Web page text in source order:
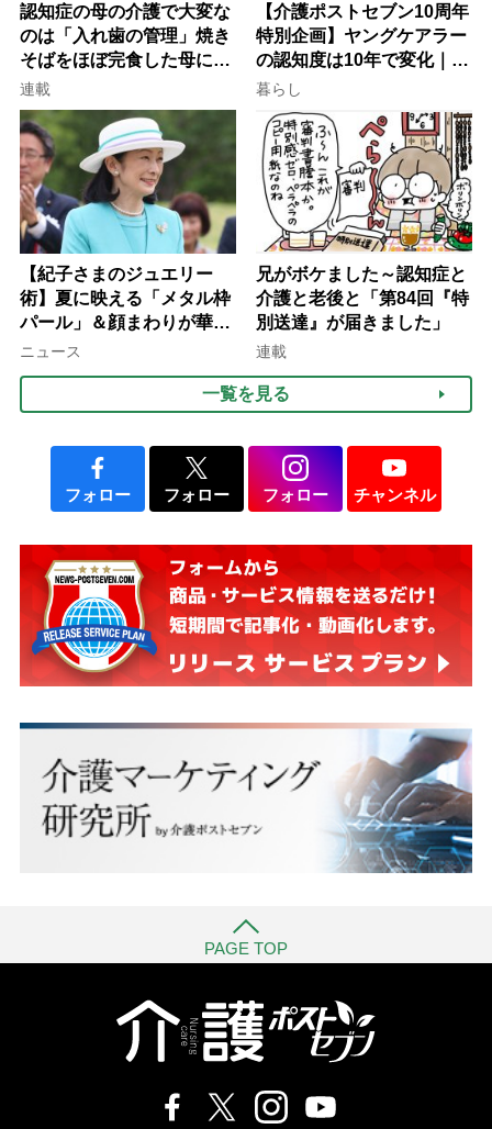
認知症の母の介護で大変な
のは「入れ歯の管理」焼き
そばをほぼ完食した母に息
子が血の気が引いた理由
連載
【介護ポストセブン10周年
特別企画】ヤングケアラー
の認知度は10年で変化｜流
行語大賞にノミネート、法
律にも明記されたが果たし
て現在は？
暮らし
【紀子さまのジュエリー
術】夏に映える「メタル枠
パール」＆顔まわりが華や
ぐ「揺れる一粒」の使い分
ニュース
兄がボケました～認知症と
介護と老後と「第84回『特
別送達』が届きました」
連載
一覧を見る
フォロー フォロー フォロー チャンネル
PAGE TOP